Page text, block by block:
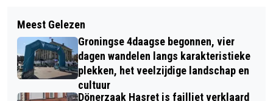
ONTDEK WAT ER TE WINNEN IS MET
EEN GEAUTOMATISEERDE POORT
ZO MAAK JE VAN EEN NIEUW HUIS
ECHT JOUW EIGEN PLEK
Meest Gelezen
Groningse 4daagse begonnen, vier
dagen wandelen langs karakteristieke
plekken, het veelzijdige landschap en
cultuur
Dönerzaak Hasret is failliet verklaard